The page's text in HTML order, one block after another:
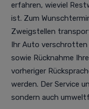
erfahren, wieviel
ist. Zum
Zweigstellen
Ihr Auto
sowie Rücknahme
vorheriger
werden. Der Service
sondern auch